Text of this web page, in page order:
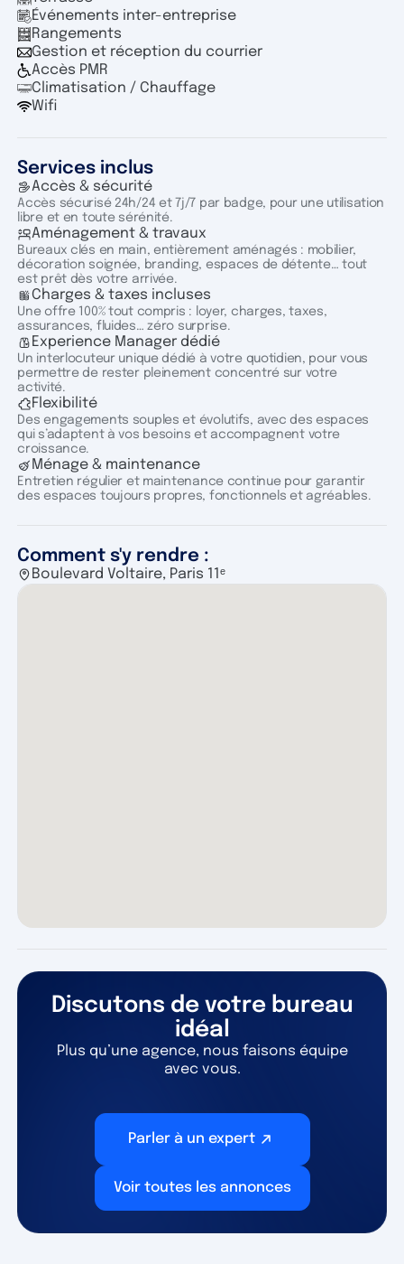
Événements inter-entreprise
Rangements
Gestion et réception du courrier
Accès PMR
Climatisation / Chauffage
Wifi
Services inclus
Accès & sécurité
Accès sécurisé 24h/24 et 7j/7 par badge, pour une utilisation
libre et en toute sérénité.
Aménagement & travaux
Bureaux clés en main, entièrement aménagés : mobilier,
décoration soignée, branding, espaces de détente… tout
est prêt dès votre arrivée.
Charges & taxes incluses
Une offre 100% tout compris : loyer, charges, taxes,
assurances, fluides… zéro surprise.
Experience Manager dédié
Un interlocuteur unique dédié à votre quotidien, pour vous
permettre de rester pleinement concentré sur votre
activité.
Flexibilité
Des engagements souples et évolutifs, avec des espaces
qui s’adaptent à vos besoins et accompagnent votre
croissance.
Ménage & maintenance
Entretien régulier et maintenance continue pour garantir
des espaces toujours propres, fonctionnels et agréables.
Comment s'y rendre :
Boulevard Voltaire, Paris 11ᵉ
Discutons de votre bureau
idéal
Plus qu’une agence, nous faisons équipe
avec vous.
Parler à un expert
Voir toutes les annonces